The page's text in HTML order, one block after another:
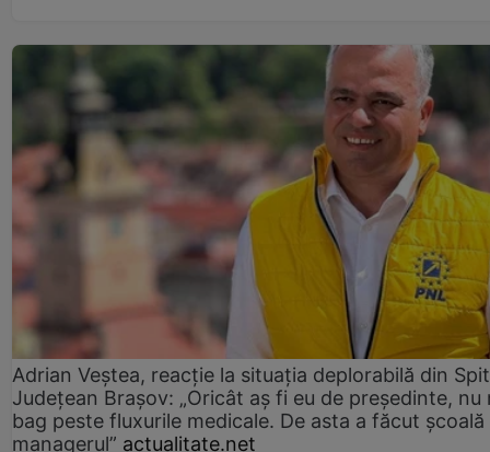
Adrian Veștea, reacție la situația deplorabilă din
Județean Brașov: „Oricât aș fi eu de președinte, nu
bag peste fluxurile medicale. De asta a făcut școală
managerul” actualitate.net